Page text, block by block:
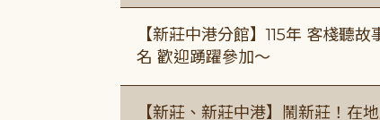
【新莊中港分館】115年 客棧聽
名 歡迎踴躍參加～
【新莊、新莊中港】鬧新莊！在